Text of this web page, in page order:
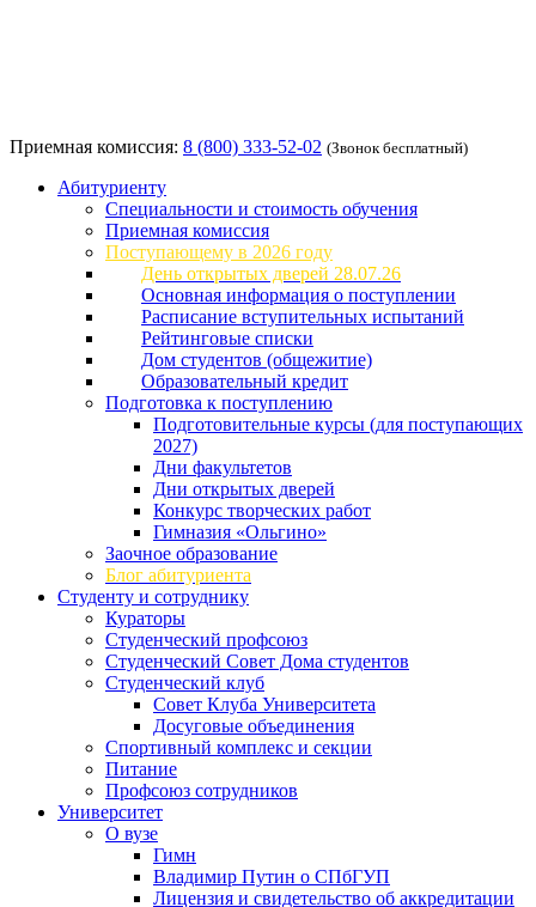
Приемная комиссия: 8 (800) 333-52-02 (Звонок бесплатный)
Абитуриенту
Специальности и стоимость обучения
Приемная комиссия
Поступающему в 2026 году
День открытых дверей 28.07.26
Основная информация о поступлении
Расписание вступительных испытаний
Рейтинговые списки
Дом студентов (общежитие)
Образовательный кредит
Подготовка к поступлению
Подготовительные курсы (для поступающих
2027)
Дни факультетов
Дни открытых дверей
Конкурс творческих работ
Гимназия «Ольгино»
Заочное образование
Блог абитуриента
Студенту и сотруднику
Кураторы
Студенческий профсоюз
Студенческий Совет Дома студентов
Студенческий клуб
Совет Клуба Университета
Досуговые объединения
Спортивный комплекс и секции
Питание
Профсоюз сотрудников
Университет
О вузе
Гимн
Владимир Путин о СПбГУП
Лицензия и свидетельство об аккредитации